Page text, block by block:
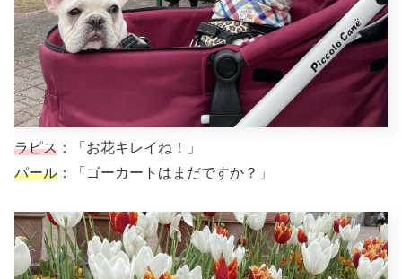
ラピス ：「お花キレイね！」
パール ：「ゴーカートはまだですか？」